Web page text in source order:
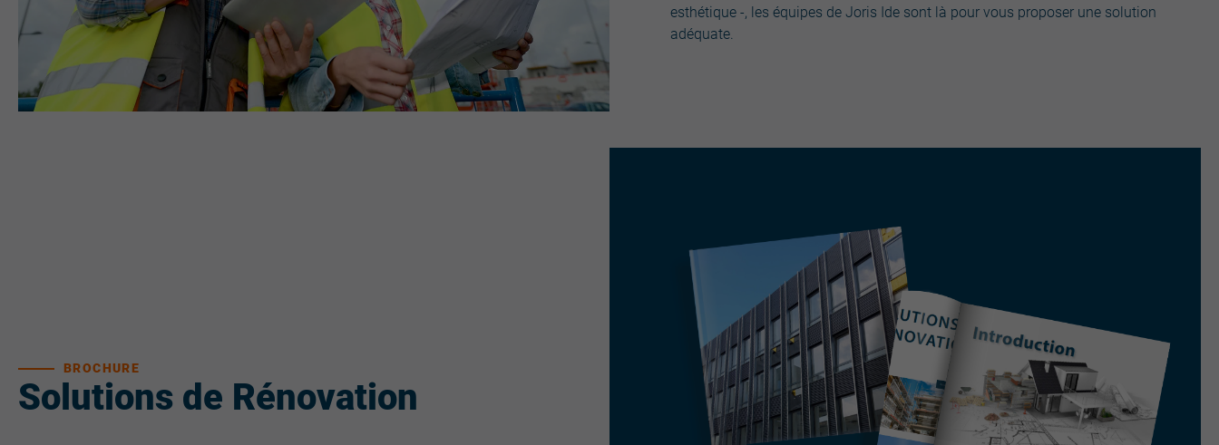
esthétique -, les équipes de Joris Ide sont là pour vous proposer une solution
adéquate.
Solutions de Rénovation
BROCHURE